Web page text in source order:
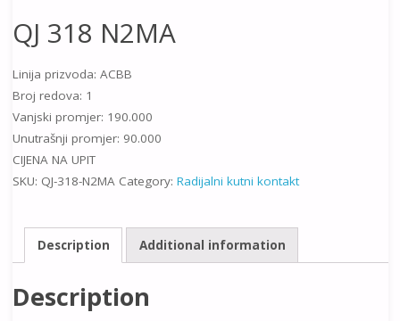
QJ 318 N2MA
Linija prizvoda: ACBB
Broj redova: 1
Vanjski promjer: 190.000
Unutrašnji promjer: 90.000
CIJENA NA UPIT
SKU: QJ-318-N2MA Category: Radijalni kutni kontakt
Description Additional information
Description